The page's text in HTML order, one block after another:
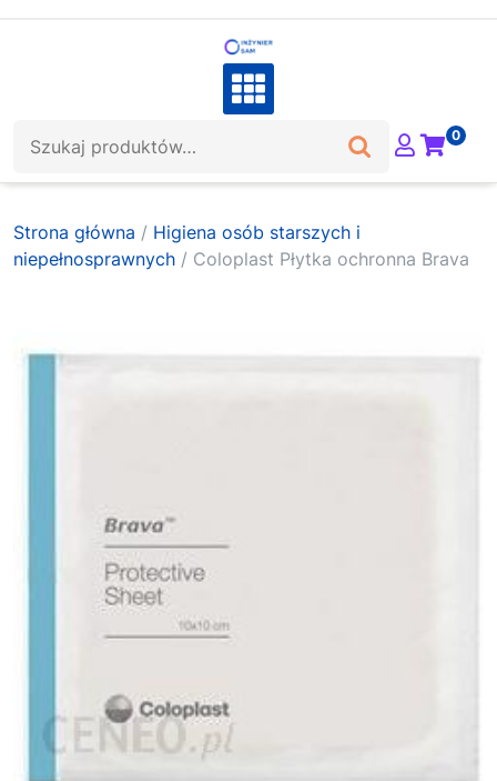
0
Strona główna / Higiena osób starszych i
niepełnosprawnych / Coloplast Płytka ochronna Brava